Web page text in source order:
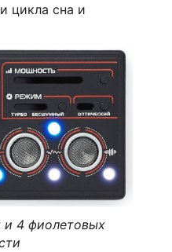
цикла сна и
и 4 фиолетовых